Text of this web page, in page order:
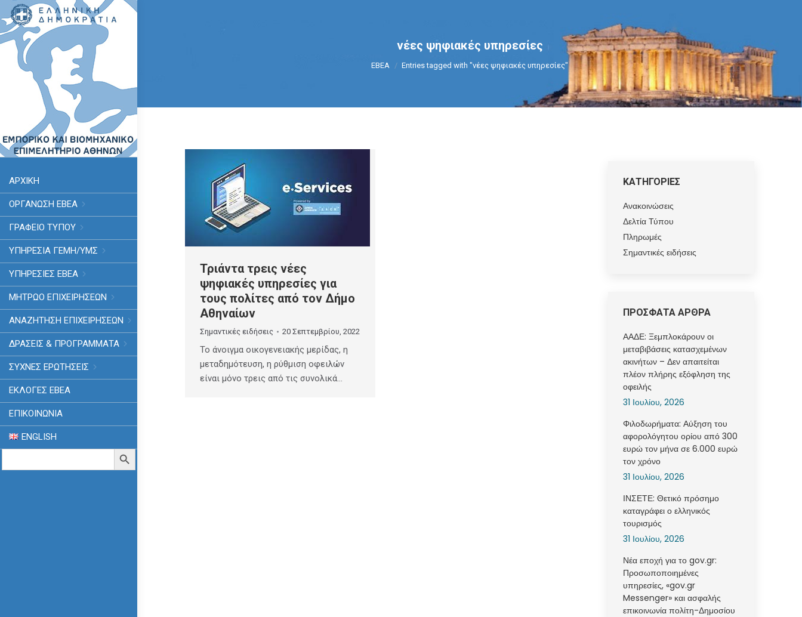
ΑΡΧΙΚΗ
ΟΡΓΑΝΩΣΗ ΕΒΕΑ
ΓΡΑΦΕΙΟ ΤΥΠΟΥ
ΥΠΗΡΕΣΊΑ ΓΕΜΗ/ΥΜΣ
ΥΠΗΡΕΣΙΕΣ ΕΒΕΑ
ΜΗΤΡΩΟ ΕΠΙΧΕΙΡΗΣΕΩΝ
ΑΝΑΖΗΤΗΣΗ ΕΠΙΧΕΙΡΗΣΕΩΝ
ΔΡΑΣΕΙΣ & ΠΡΟΓΡΑΜΜΑΤΑ
ΣΥΧΝΕΣ ΕΡΩΤΗΣΕΙΣ
ΕΚΛΟΓΈΣ ΕΒΕΑ
ΕΠΙΚΟΙΝΩΝΙΑ
ENGLISH
Search
Search Button
νέες ψηφιακές υπηρεσίες
You are here:
ΕΒΕΑ Entries tagged with "νέες ψηφιακές υπηρεσίες"
Τριάντα τρεις νέες
ψηφιακές υπηρεσίες για
τους πολίτες από τον Δήμο
Αθηναίων
Σημαντικές ειδήσεις 20 Σεπτεμβρίου, 2022
Το άνοιγμα οικογενειακής μερίδας, η
μεταδημότευση, η ρύθμιση οφειλών
είναι μόνο τρεις από τις συνολικά…
ΚΑΤΗΓΟΡΙΕΣ
Ανακοινώσεις
Δελτία Τύπου
Πληρωμές
Σημαντικές ειδήσεις
ΠΡΟΣΦΑΤΑ ΑΡΘΡΑ
ΑΑΔΕ: Ξεμπλοκάρουν οι
μεταβιβάσεις κατασχεμένων
ακινήτων – Δεν απαιτείται
πλέον πλήρης εξόφληση της
οφειλής
31 Ιουλίου, 2026
Φιλοδωρήματα: Αύξηση του
αφορολόγητου ορίου από 300
ευρώ τον μήνα σε 6.000 ευρώ
τον χρόνο
31 Ιουλίου, 2026
ΙΝΣΕΤΕ: Θετικό πρόσημο
καταγράφει ο ελληνικός
τουρισμός
31 Ιουλίου, 2026
Νέα εποχή για το gov.gr:
Προσωποποιημένες
υπηρεσίες, «gov.gr
Messenger» και ασφαλής
επικοινωνία πολίτη-Δημοσίου